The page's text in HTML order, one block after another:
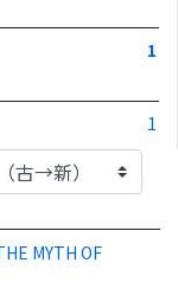
1
1
MYTH OF